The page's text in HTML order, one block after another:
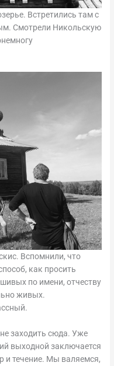
Встретились там с
Смотрели Никольскую
Вспомнили, что
как просить
по имени, отчеству
живых.
заходить сюда. Уже
выходной заключается
и течение. Мы валяемся,